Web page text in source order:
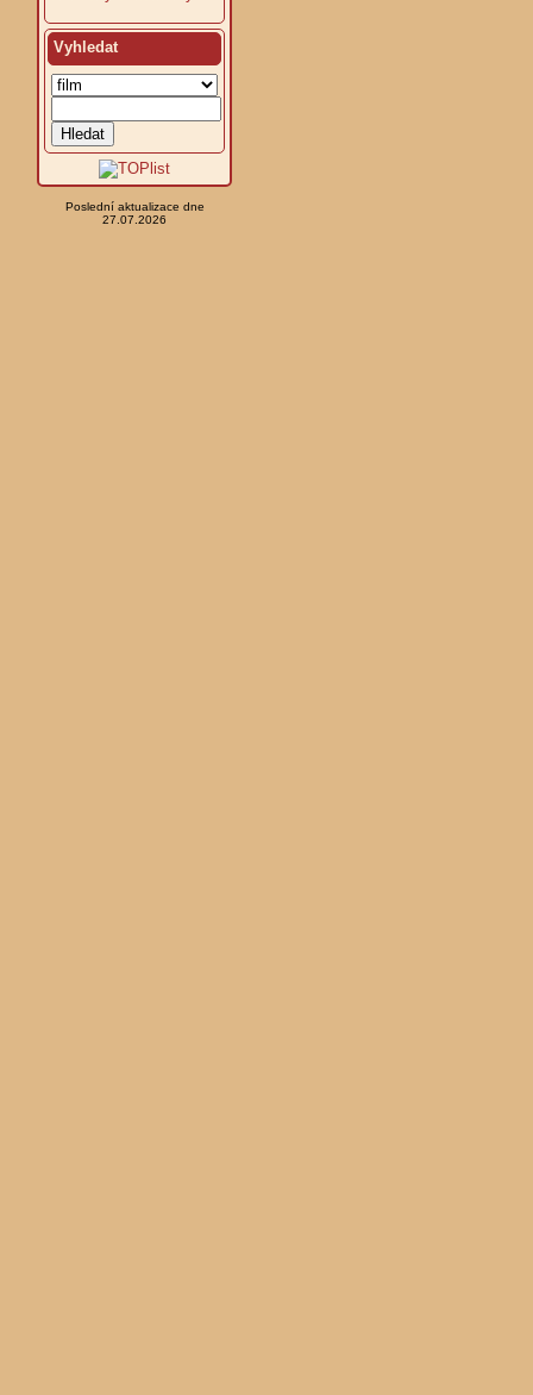
Vyhledat
Poslední aktualizace dne
27.07.2026